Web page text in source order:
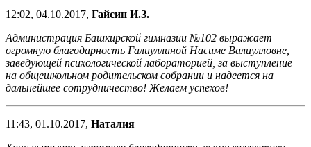
12:02, 04.10.2017, Гайсин И.З.
Администрация Башкирской гимназии №102 выражает
огромную благодарность Галиуллиной Насиме Валиулловне,
заведующей психологической лабораторией, за выступление
на общешкольном родительском собрании и надеется на
дальнейшее сотрудничество! Желаем успехов!
11:43, 01.10.2017, Наталия